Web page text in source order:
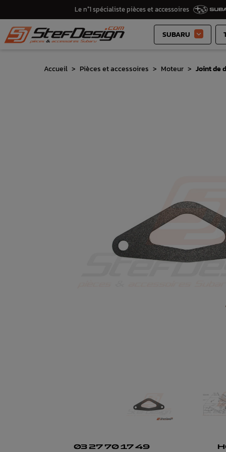
Le n°1 spécialiste pièces et accessoires
SUBARU 
Accueil Pièces et accessoires Moteur Joint de
03 27 70 17 49